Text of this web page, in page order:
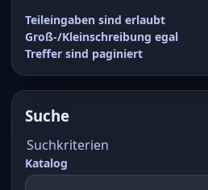
Teileingaben sind erlaubt
Groß-/Kleinschreibung egal
Treffer sind paginiert
Suche
Suchkriterien
Katalog